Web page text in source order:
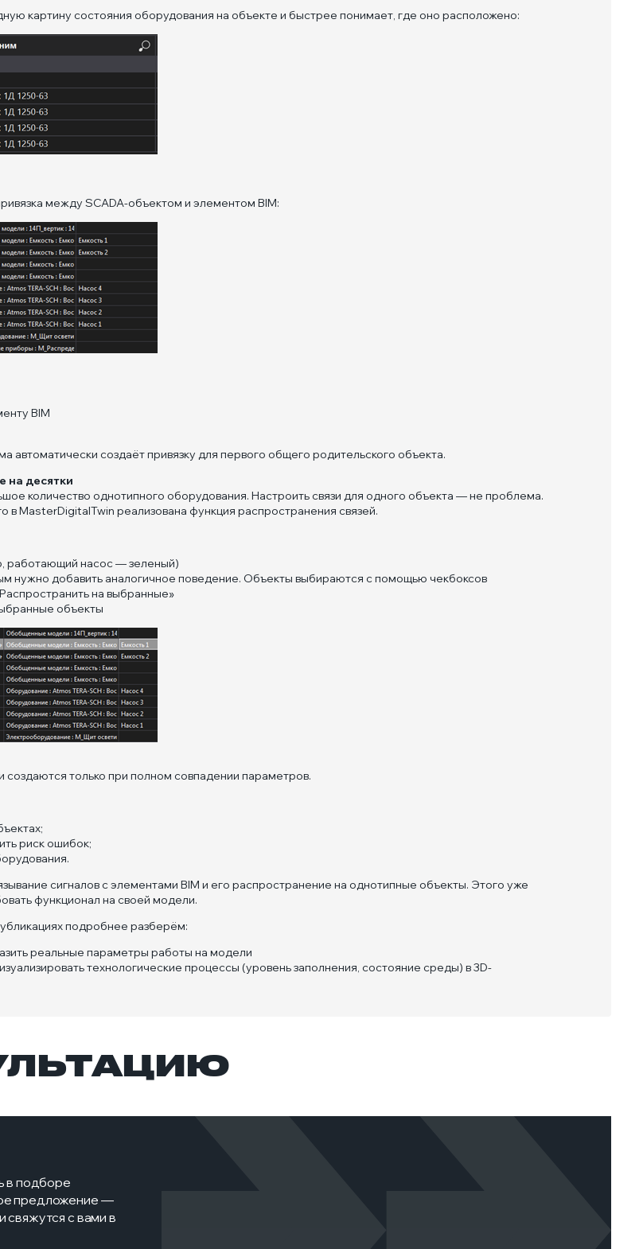
картину состояния оборудования на объекте и быстрее понимает, где оно расположено:
между SCADA-объектом и элементом BIM:
BIM
автоматически создаёт привязку для первого общего родительского объекта.
на десятки
количество однотипного оборудования. Настроить связи для одного объекта — не проблема.
в MasterDigitalTwin реализована функция распространения связей.
работающий насос — зеленый)
нужно добавить аналогичное поведение. Объекты выбираются с помощью чекбоксов
на выбранные»
объекты
только при полном совпадении параметров.
риск ошибок;
сигналов с элементами BIM и его распространение на однотипные объекты. Этого уже
функционал на своей модели.
подробнее разберём:
реальные параметры работы на модели
технологические процессы (уровень заполнения, состояние среды) в 3D-
в подборе
предложение —
свяжутся с вами в